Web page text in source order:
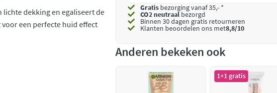
lichte dekking en egaliseert de
een perfecte huid effect
Gratis bezorging vanaf 35,- *
CO2 neutraalbezorgd
Binnen 30 dagen gratis retourneren
Klanten beoordelen ons met8,8/10
Anderen bekeken ook
1+1 gratis